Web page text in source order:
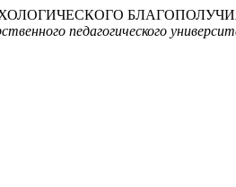
ПСИХОЛОГИЧЕСКОГО
педагогического